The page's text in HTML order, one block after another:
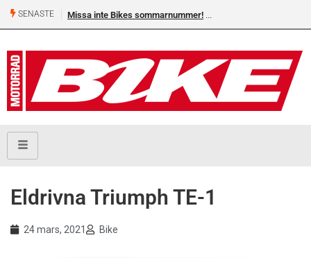
SENASTE Missa inte Bikes sommarnummer!
Eldrivna Triumph TE-1
24 mars, 2021 Bike